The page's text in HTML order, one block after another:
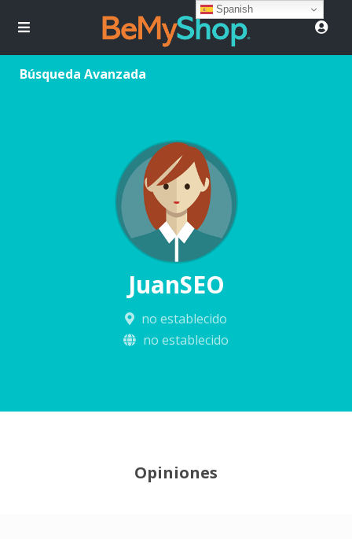
Búsqueda Avanzada
JuanSEO
no establecido
no establecido
Opiniones
Spanish